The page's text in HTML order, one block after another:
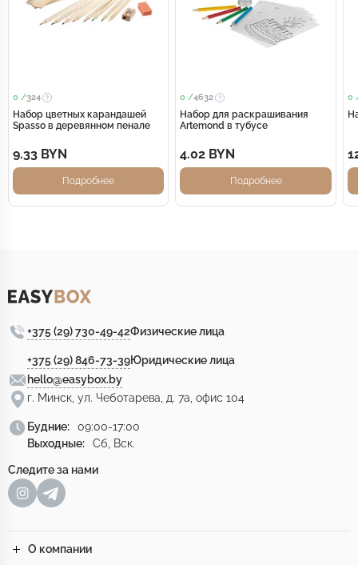
0 /324
Набор цветных карандашей
Spasso в деревянном пенале
9.33 BYN
Подробнее
0 /4632
Набор для раскрашивания
Artemond в тубусе
4.02 BYN
Подробнее
0
+375 (29) 730-49-42Физические лица
+375 (29) 846-73-39Юридические лица
hello@easybox.by
г. Минск, ул. Чеботарева, д. 7а, офис 104
Будние:
09:00-17:00
Выходные:
Сб, Вск.
Следите за нами
О компании